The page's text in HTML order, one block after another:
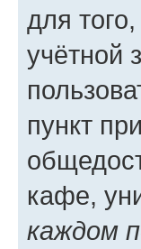
для
учётной
пункт
кафе,
каждом